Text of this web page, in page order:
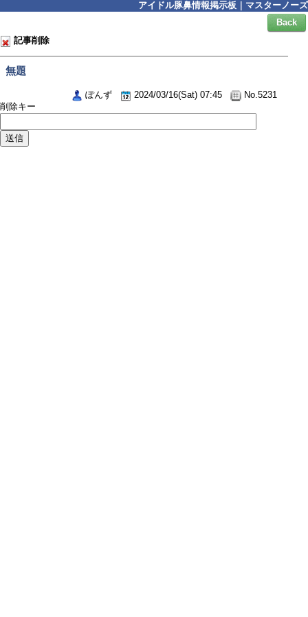
アイドル豚鼻情報掲示板｜マスターノーズ
Back
記事削除
無題
ぽんず 2024/03/16(Sat) 07:45
No.5231
削除キー